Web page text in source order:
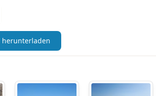
herunterladen